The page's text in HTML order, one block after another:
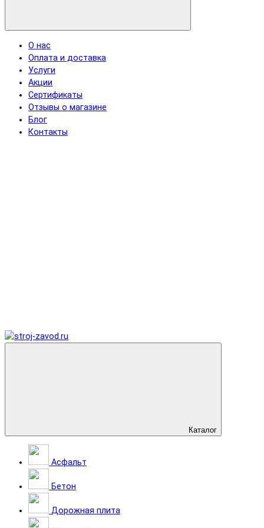
О нас
Оплата и доставка
Услуги
Акции
Сертификаты
Отзывы о магазине
Блог
Контакты
Каталог
Асфальт
Бетон
Дорожная плита